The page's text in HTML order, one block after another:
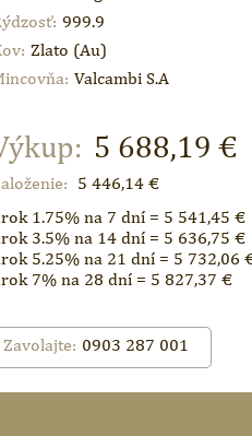
999.9
Zlato (Au)
Valcambi S.A
5 688,19 €
5 446,14 €
1.75% na 7 dní = 5 541,45 €
3.5% na 14 dní = 5 636,75 €
5.25% na 21 dní = 5 732,06
7% na 28 dní = 5 827,37 €
Zavolajte: 0903 287 001